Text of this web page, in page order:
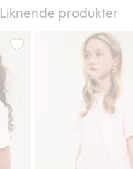
Liknende produkter
T-skjorte, Legg til i favoriter